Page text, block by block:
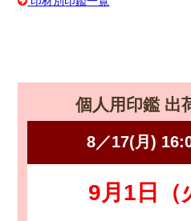
個人用印鑑 出